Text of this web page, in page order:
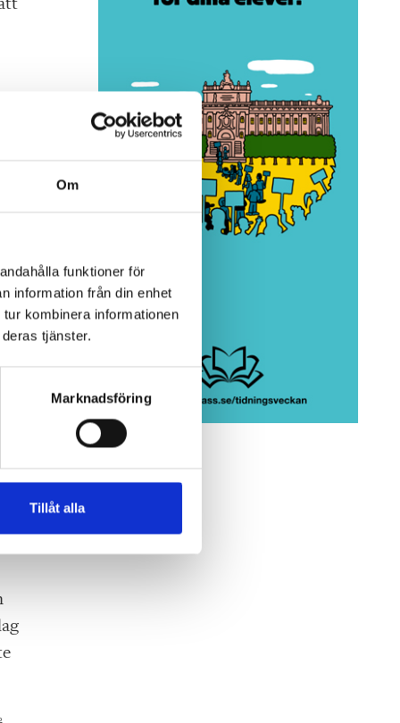
Om
funktioner för
information från din enhet
kombinera informationen
tjänster.
Marknadsföring
Tillåt alla